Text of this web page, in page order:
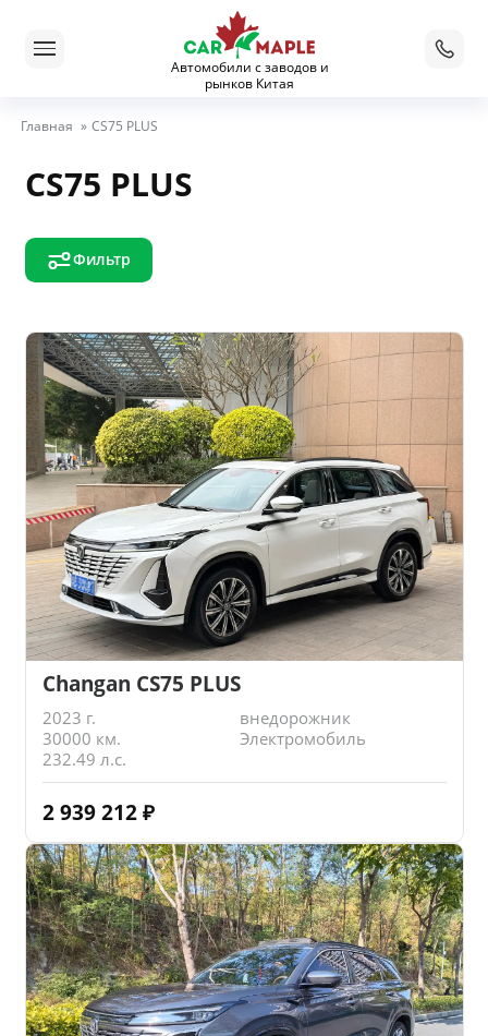
Автомобили с заводов и
рынков Китая
Главная » CS75 PLUS
CS75 PLUS
Фильтр
Changan CS75 PLUS
2023 г.
внедорожник
30000 км.
Электромобиль
232.49 л.с.
2 939 212 ₽